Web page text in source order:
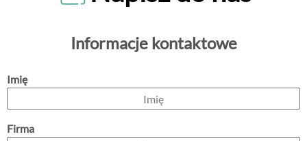
Informacje kontaktowe
Imię
Firma